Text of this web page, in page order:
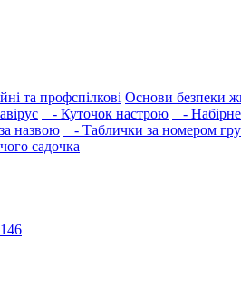
та профспілкові Основи безпеки
- Куточок настрою -
назвою - Таблички за номером
садочка